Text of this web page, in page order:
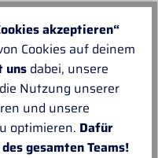
akzeptieren“
Cookies auf deinem
unsdabei, unsere
Nutzung unserer
und unsere
optimieren. Dafür
gesamten Teams!